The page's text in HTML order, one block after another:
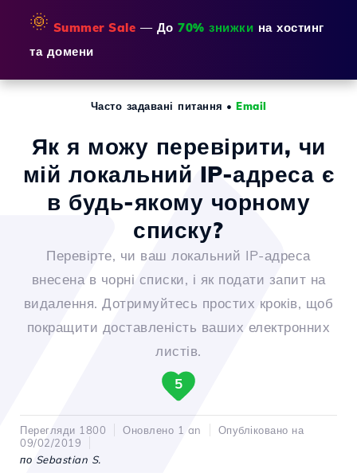
🌞 Summer Sale — До 70% знижки на хостинг
та домени
Часто задавані питання • Email
Як я можу перевірити, чи
мій локальний IP-адреса є
в будь-якому чорному
списку?
Перевірте, чи ваш локальний IP-адреса
внесена в чорні списки, і як подати запит на
видалення. Дотримуйтесь простих кроків, щоб
покращити доставленість ваших електронних
листів.
5
Перегляди 1800 Оновлено 1 an
Опубліковано на
09/02/2019
по Sebastian S.